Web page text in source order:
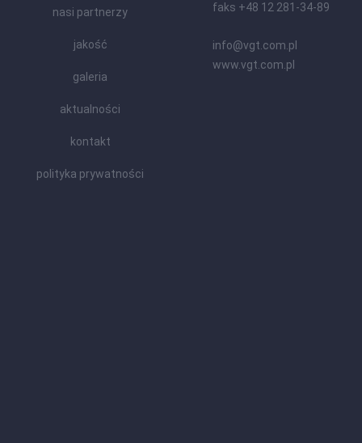
nasi partnerzy
jakość
galeria
aktualności
kontakt
polityka prywatności
faks +48 12 281-34-89
info@vgt.com.pl
www.vgt.com.pl